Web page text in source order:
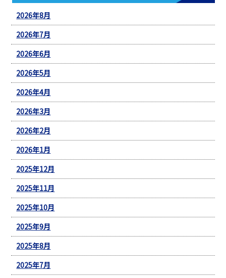
2026年8月
2026年7月
2026年6月
2026年5月
2026年4月
2026年3月
2026年2月
2026年1月
2025年12月
2025年11月
2025年10月
2025年9月
2025年8月
2025年7月